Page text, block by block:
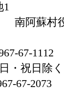
1
役場
67-1112
・祝日除く
67-2073